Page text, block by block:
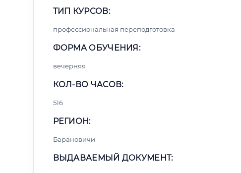
ТИП КУРСОВ:
профессиональная переподготовка
ФОРМА ОБУЧЕНИЯ:
вечерняя
КОЛ-ВО ЧАСОВ:
516
РЕГИОН:
Барановичи
ВЫДАВАЕМЫЙ ДОКУМЕНТ: